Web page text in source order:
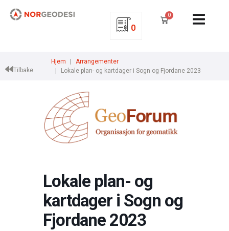
0
0
Tilbake
Hjem
Arrangementer
Lokale plan- og kartdager i Sogn og Fjordane 2023
Lokale plan- og
kartdager i Sogn og
Fjordane 2023